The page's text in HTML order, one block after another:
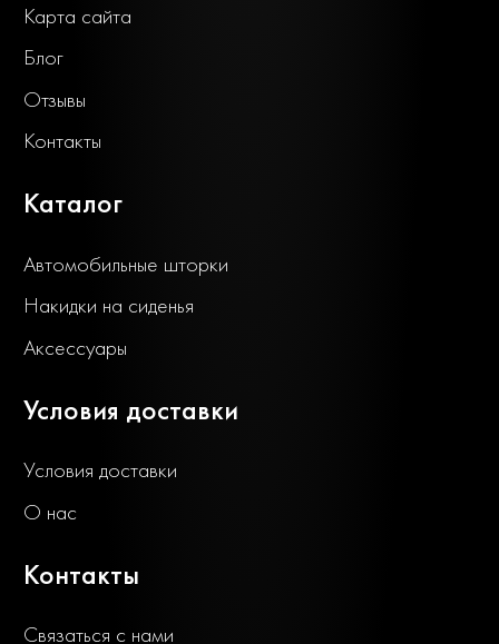
Карта сайта
Блог
Отзывы
Контакты
Каталог
Автомобильные шторки
Накидки на сиденья
Аксессуары
Условия доставки
Условия доставки
О нас
Контакты
Связаться с нами